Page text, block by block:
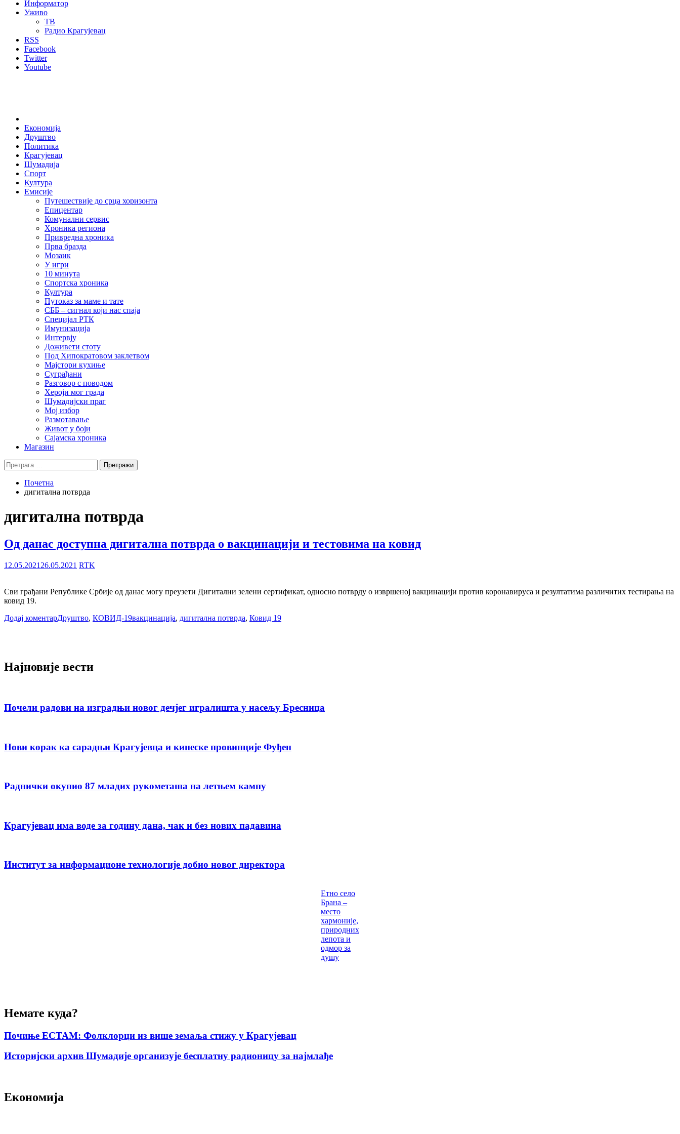
Информатор
Уживо
ТВ
Радио Крагујевац
RSS
Facebook
Twitter
Youtube
Економија
Друштво
Политика
Крагујевац
Шумадија
Спорт
Култура
Емисије
Путешествије до срца хоризонта
Епицентар
Комунални сервис
Хроника региона
Привредна хроника
Прва бразда
Мозаик
У игри
10 минута
Спортска хроника
Култура
Путоказ за маме и тате
СББ – сигнал који нас спаја
Специјал РТК
Имунизација
Интервју
Доживети стоту
Под Хипократовом заклетвом
Мајстори кухиње
Суграђани
Разговор с поводом
Хероји мог града
Шумадијски праг
Мој избор
Размотавање
Живот у боји
Сајамска хроника
Магазин
Претрага
за:
Почетна
дигитална потврда
дигитална потврда
Од данас доступна дигитална потврда о вакцинацији и тестовима на ковид
12.05.2021 26.05.2021 RTK
Сви грађани Републике Србије од данас могу преузети Дигитални зелени сертификат, односно потврду о извршеној вакцинацији против коронавируса и резултатима различитих тестирања на
ковид 19.
Додај коментарДруштво, КОВИД-19вакцинација, дигитална потврда, Ковид 19
Најновије вести
Почели радови на изградњи новог дечјег игралишта у насељу Бресница
Нови корак ка сарадњи Крагујевца и кинеске провинције Фуђен
Раднички окупио 87 младих рукометаша на летњем кампу
Крагујевац има воде за годину дана, чак и без нових падавина
Институт за информационе технологије добио новог директора
Етно село
Брана –
место
хармоније,
природних
лепота и
одмор за
душу
Немате куда?
Почиње ЕСТАМ: Фолклорци из више земаља стижу у Крагујевац
Историјски архив Шумадије организује бесплатну радионицу за најмлађе
Економија